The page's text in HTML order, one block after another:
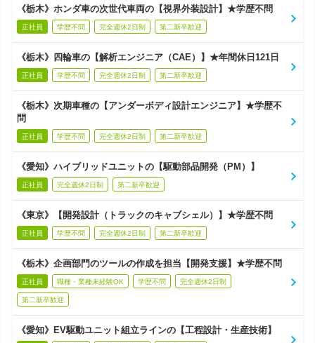
《栃木》ホンダ車の次世代車両の【視界外装設計】★学歴不問
正社員 学歴不問 完全週休2日制 第二新卒歓迎
《栃木》四輪車の【解析エンジニア（CAE）】★年間休日121日
正社員 学歴不問 完全週休2日制 第二新卒歓迎
《栃木》次期車種の【アンダーボディ設計エンジニア】★学歴不
問
正社員 学歴不問 完全週休2日制 第二新卒歓迎
《愛知》ハイブリッドユニットの【駆動部品開発（PM）】
正社員 完全週休2日制 第二新卒歓迎
《東京》【開発設計（トラックのキャブシェル）】★学歴不問
正社員 学歴不問 完全週休2日制 第二新卒歓迎
《栃木》企画部門のツールの作成を担当【開発支援】★学歴不問
正社員 職種・業種未経験OK 学歴不問 完全週休2日制
第二新卒歓迎
《愛知》EV駆動ユニット組立ラインの【工程設計・生産技術】